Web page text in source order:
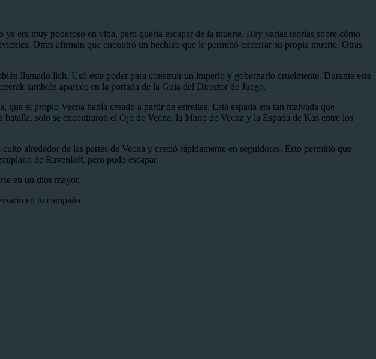
era muy poderoso en vida, pero quería escapar de la muerte. Hay varias teorías sobre cómo
Otras afirman que encontró un hechizo que le permitió encerrar su propia muerte. Otras
llamado lich. Usó este poder para construir un imperio y gobernarlo cruelmente. Durante este
también aparece en la portada de la Guía del Director de Juego.
el propio Vecna había creado a partir de estrellas. Esta espada era tan malvada que
solo se encontraron el Ojo de Vecna, la Mano de Vecna y la Espada de Kas entre los
alrededor de las partes de Vecna y creció rápidamente en seguidores. Esto permitió que
de Ravenloft, pero pudo escapar.
en un dios mayor.
en tu campaña.